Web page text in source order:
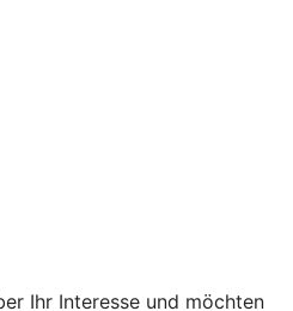
Ihr Interesse und möchten